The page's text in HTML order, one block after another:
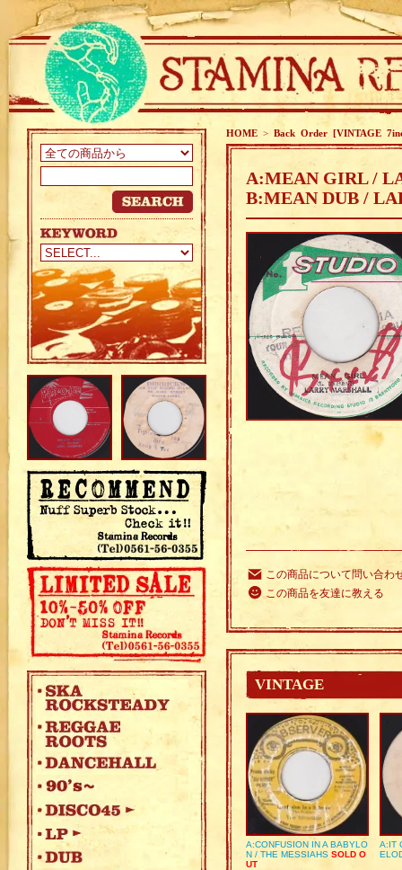
HOME > Back Order [VINTAGE
A:MEAN GIRL /
B:MEAN DUB /
この商品について問い合わ
この商品を友達に教える
VINTAGE
A:CONFUSION IN A BABYLO
N / THE MESSIAHS SOLD O
UT
A:IT